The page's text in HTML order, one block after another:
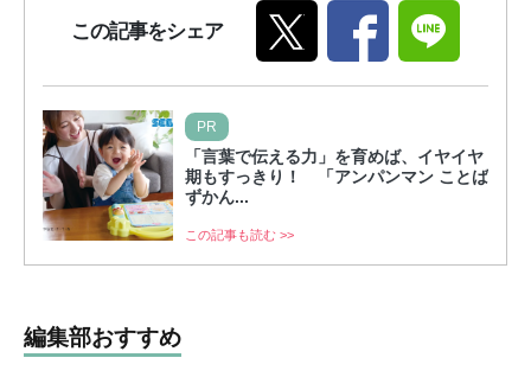
この記事をシェア
PR
「言葉で伝える力」を育めば、イヤイヤ
期もすっきり！ 「アンパンマン ことば
ずかん...
この記事も読む >>
編集部おすすめ